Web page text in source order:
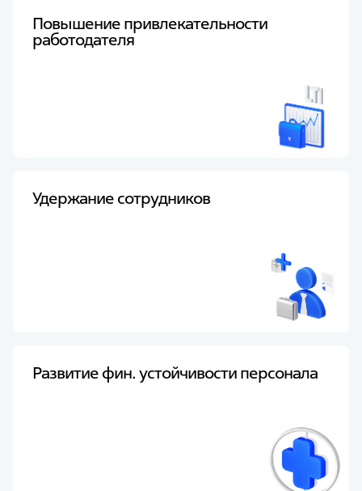
Повышение привлекательности
работодателя
Удержание сотрудников
Развитие фин. устойчивости персонала